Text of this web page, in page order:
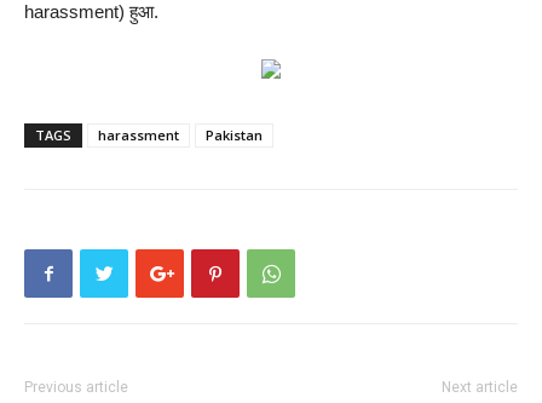
harassment) हुआ.
TAGS harassment Pakistan
Previous article Next article